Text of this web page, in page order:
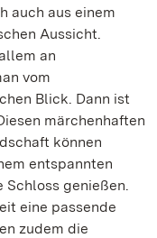
auch aus einem
Aussicht.
an
vom
Blick. Dann ist
märchenhaften
können
entspannten
Schloss genießen.
eine passende
zudem die